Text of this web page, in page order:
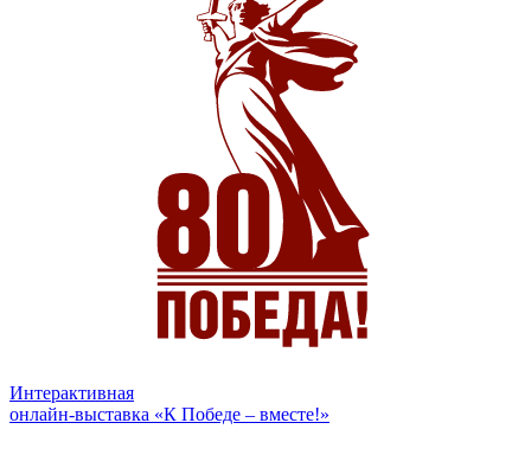
Интерактивная
онлайн-выставка «К Победе – вместе!»